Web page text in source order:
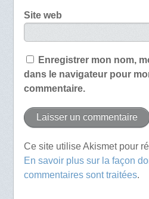
Site web
Enregistrer mon nom,
dans le navigateur pour
commentaire.
Ce site utilise Akismet pour
En savoir plus sur la façon
commentaires sont traitées.